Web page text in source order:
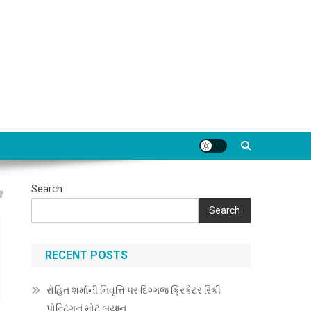
Search
Search
RECENT POSTS
રોહિત શર્માની નિવૃત્તિ પર દિગ્ગજ ક્રિકેટર રિકી
પોન્ટિંગનું મોટું બયાન…